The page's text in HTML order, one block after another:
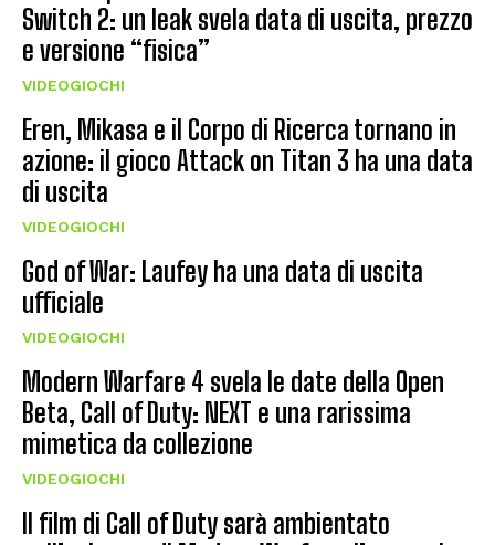
Switch 2: un leak svela data di uscita, prezzo
e versione “fisica”
VIDEOGIOCHI
Eren, Mikasa e il Corpo di Ricerca tornano in
azione: il gioco Attack on Titan 3 ha una data
di uscita
VIDEOGIOCHI
God of War: Laufey ha una data di uscita
ufficiale
VIDEOGIOCHI
Modern Warfare 4 svela le date della Open
Beta, Call of Duty: NEXT e una rarissima
mimetica da collezione
VIDEOGIOCHI
Il film di Call of Duty sarà ambientato